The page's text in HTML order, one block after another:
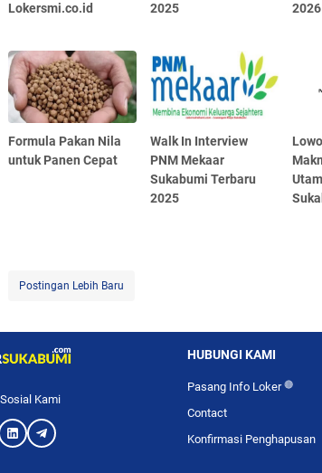
Lokersmi.co.id
2025
2026
Formula Pakan Nila
untuk Panen Cepat
Walk In Interview
PNM Mekaar
Sukabumi Terbaru
2025
Postingan Lebih Baru
Kami
HUBUNGI KAMI
Pasang Info Loker🔴
Contact
Konfirmasi Penghapusan